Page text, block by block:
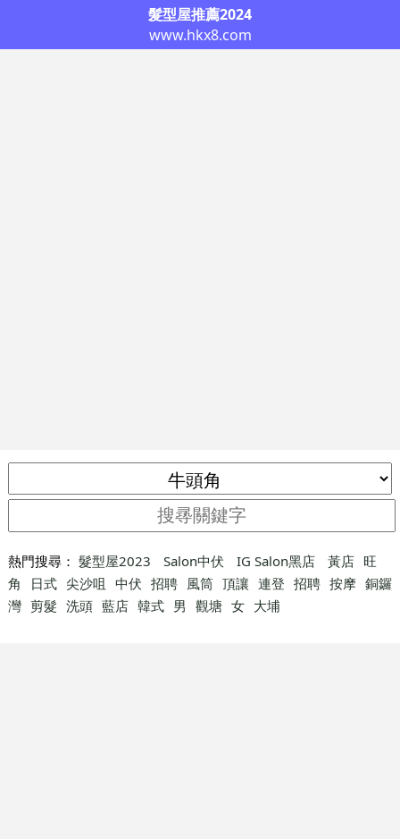
髮型屋推薦2024
www.hkx8.com
熱門搜尋： 髮型屋2023 Salon中伏 IG Salon黑店 黃店 旺
角
日式 尖沙咀 中伏 招聘 風筒 頂讓 連登 招聘 按摩 銅鑼
灣 剪髮 洗頭 藍店 韓式 男 觀塘 女 大埔